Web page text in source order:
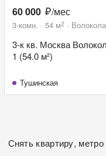
60 000 /мес
3-комн. 54 м2
3-к кв. Москва
1 (54.0 м²)
Тушинская
Снять квартиру,